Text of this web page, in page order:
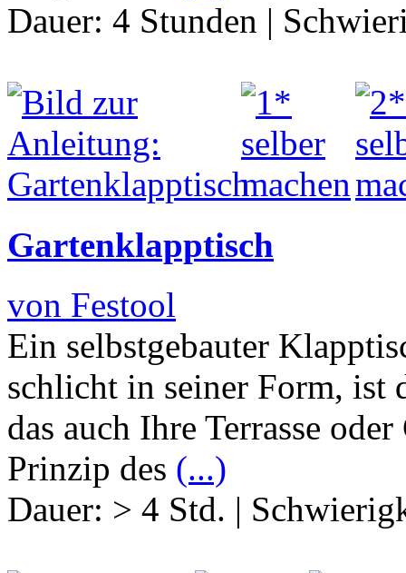
Dauer: 4 Stunden |
Gartenklapptisch
von Festool
Ein selbstgebauter
schlicht in seiner Form, ist
das auch Ihre Terrasse
Prinzip des (...)
Dauer: > 4 Std. |